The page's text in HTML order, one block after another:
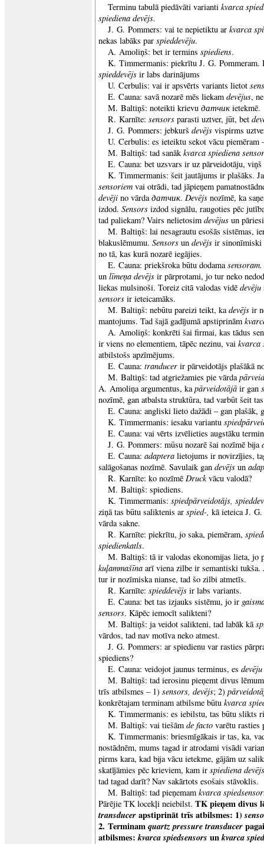
Terminu tabulā piedāvāti varianti kvarca
spiediena devējs.
J. G. Pommers: vai te nepietiktu ar kvarca
nekas labāks par spieddevēju.
A. Amoliņš: bet ir termins spiediens.
K. Timmermanis: piekrītu J. G. Pommeram.
spieddevējs ir labs darinājums
U. Cerbulis: vai ir apsvērts variants lietot
E. Cauna: savā nozarē mēs liekam devējus,
M. Baltiņš: noteikti krievu датчик ietekmē.
R. Karnīte: sensors parasti uztver, jūt, bet
J. G. Pommers: jebkurš devējs vispirms
U. Cerbulis: es ieteiktu sekot vācu piemēram
M. Baltiņš: tad sanāk kvarca spiediena
E. Cauna: bet uzsvars ir uz pārveidotāju,
K. Timmermanis: šeit jautājums ir plašāks.
sensoriem vai otrādi, tad jāpieņem
devēji no vārdaдатчик. Devējs nozīmē, ka
izdod. Sensors izdod signālu, raugoties pēc
tad paliekam? Vairs nelietosim devējus un
M. Baltiņš: lai nesagrautu esošās sistēmas,
blakuslēmumu. Sensors un devējs ir sinonīmiski
no tā, kas kurā nozarē iegājies.
E. Cauna: priekšroka būtu dodamasensoram.
un līmeņa devējs ir pārprotami, jo tur neko
liekas mulsinoši. Toreiz citā valodas vidē devēju
sensors ir ieteicamāks.
M. Baltiņš: nebūtu pareizi teikt, kadevējs ir
mantojums. Tad šajā gadījumā apstiprinām
A. Amoliņš: konkrēti šai firmai, kas tādus
ir viens no elementiem, tāpēc nezinu, vai kvarca
atbilstošs apzīmējums.
E. Cauna: tranducer ir pārveidotājs plašākā
M. Baltiņš: tad atgriežamies pie vārda
A. Amoliņa argumentus, kapārveidotājāir gan
nozīmē, gan atbalsta struktūra, tad varbūt šeit
E. Cauna: angliski lieto dažādi – gan plašāk,
K. Timmermanis: iesaku variantu
E. Cauna: vai vērts izvēlieties augstāku
J. G. Pommers: mūsu nozarē šai nozīmē bija
E. Cauna: adaptera lietojums ir novirzījies,
salāgošanas nozīmē. Savulaik gan devējs un
R. Karnīte: ko nozīmē Druckvācu valodā?
M. Baltiņš: spiediens.
K. Timmermanis: spiedpārveidotājs,
ziņā tas būtu saliktenis ar spied-, kā ieteica J.
vārda sakne.
R. Karnīte: piekrītu, jo saka, piemēram,
spiedienkatls.
M. Baltiņš: tā ir valodas ekonomijas lieta, jo
kuļammašīna arī viena zilbe ir semantiski
tur ir nozīmiska nianse, tad šo zilbi atmetīs.
R. Karnīte: spieddevējs ir labs variants.
E. Cauna: bet tas izjauks sistēmu, jo ir
sensors. Kāpēc iemocīt salikteni?
M. Baltiņš: ja veidot salikteni, tad labāk kā
vārdos, tad nav motīva neko atmest.
J. G. Pommers: ar spiedienu var rasties
spiediens?
E. Cauna: veidojot jaunus terminus, es devēju
M. Baltiņš: tad ierosinu pieņemt divus
trīs atbilsmes – 1) sensors, devējs; 2)
konkrētajam terminam atbilsme būtu kvarca
K. Timmermanis: es iebilstu, tas būtu slikts
M. Baltiņš: vai tiešām de facto varētu rasties
K. Timmermanis: briesmīgākais ir tas, ka,
nostādnēm, mums tagad ir atrodami visādi
pirms kara, kad bija vācu ietekme, gājām uz
skatījāmies pēc krieviem, kam ir spiediena devējs
tad tagad darīt? Nav sakārtots esošais stāvoklis.
M. Baltiņš: tad pieņemam kvarca
Pārējie TK locekļi neiebilst. TK pieņem divus
transducerapstiprināt trīs atbilsmes: 1)
2. Terminamquartz pressure transducer
atbilsmes:kvarca spiedsensors unkvarca